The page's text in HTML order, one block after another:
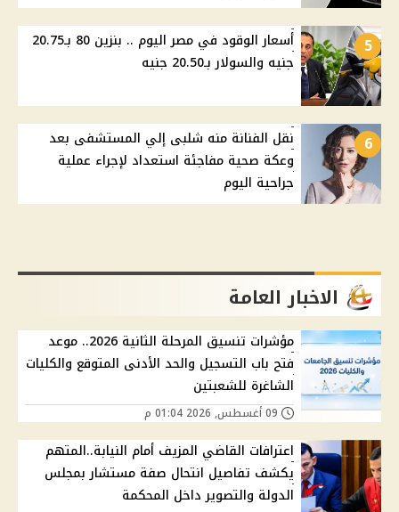
5
أسعار الوقود في مصر اليوم .. بنزين 80 بـ20.75
جنيه والسولار بـ20.50 جنيه
6
نقل الفنانة منه شلبى إلي المستشفى بعد
وعكة صحية مفاجئة استعداد لإجراء عملية
جراحية اليوم
الاخبار العامة
مؤشرات تنسيق المرحلة الثانية 2026.. موعد
فتح باب التسجيل والحد الأدنى المتوقع والكليات
الشاغرة للشعبتين
اعترافات القاضي المزيف أمام النيابة..المتهم
يكشف تفاصيل انتحال صفة مستشار بمجلس
الدولة والتصوير داخل المحكمة